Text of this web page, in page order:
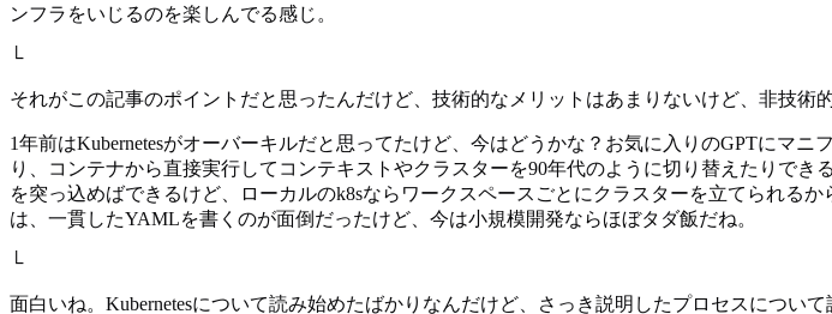
ンフラをいじるのを楽しんでる感じ。
└
それがこの記事のポイントだと思ったんだけど、技術的なメリットはあまりないけど、非技術
1年前はKubernetesがオーバーキルだと思ってたけど、今はどうかな？お気に入りのGPTにマ
り、コンテナから直接実行してコンテキストやクラスターを90年代のように切り替えたりで
を突っ込めばできるけど、ローカルのk8sならワークスペースごとにクラスターを立てられる
は、一貫したYAMLを書くのが面倒だったけど、今は小規模開発ならほぼタダ飯だね。
└
面白いね。Kubernetesについて読み始めたばかりなんだけど、さっき説明したプロセスについ